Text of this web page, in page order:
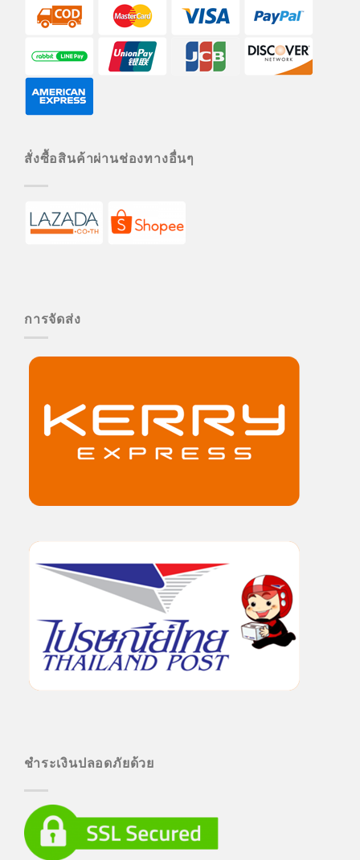
สั่งซื้อสินค้าผ่านช่องทางอื่นๆ
การจัดส่ง
ชำระเงินปลอดภัยด้วย